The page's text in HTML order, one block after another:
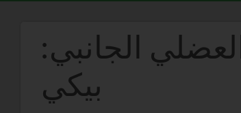
الجانبي:
بيكي